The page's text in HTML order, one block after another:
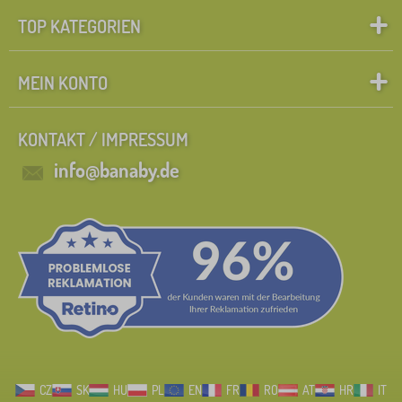
TOP KATEGORIEN
MEIN KONTO
KONTAKT / IMPRESSUM
info@banaby.de
CZ SK HU PL EN FR RO AT HR
IT